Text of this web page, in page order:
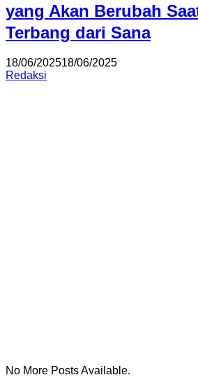
yang Akan Berubah
Terbang dari Sana
18/06/202518/06/2025
Redaksi
No More Posts Available.